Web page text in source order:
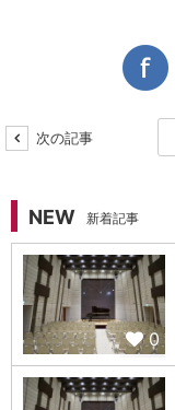
次の記事
NEW 新着記事
0